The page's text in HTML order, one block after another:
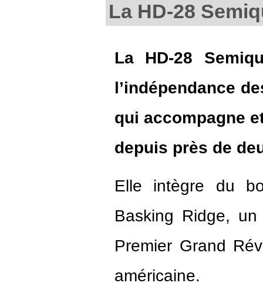
La HD-28
La HD-28
l’indépendance
qui accompagne
depuis près de
Elle intègre du
Basking Ridge,
Premier Grand
américaine.